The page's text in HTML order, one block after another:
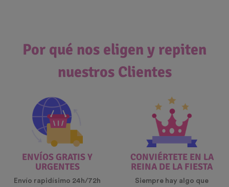
Por qué nos eligen y repiten
nuestros Clientes
ENVÍOS GRATIS Y
URGENTES
Envío rapidísimo 24h/72h
CONVIÉRTETE EN LA
REINA DE LA FIESTA
Siempre hay algo que